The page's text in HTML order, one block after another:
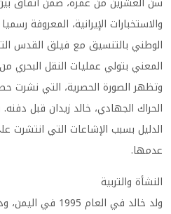
والاستخبارات الإيرانية، المعروفة
الوطني بالتنسيق مع فيلق القدس
المعني بتولي عمليات النقل البحري
وتظهر الصورة الحصرية، التي
الحراك الجهادي، خالد زيدان قبل
الدليل بسبب الإشاعات التي انتشرت
عدمها.
النشأة والتربية
ولد خالد في العام